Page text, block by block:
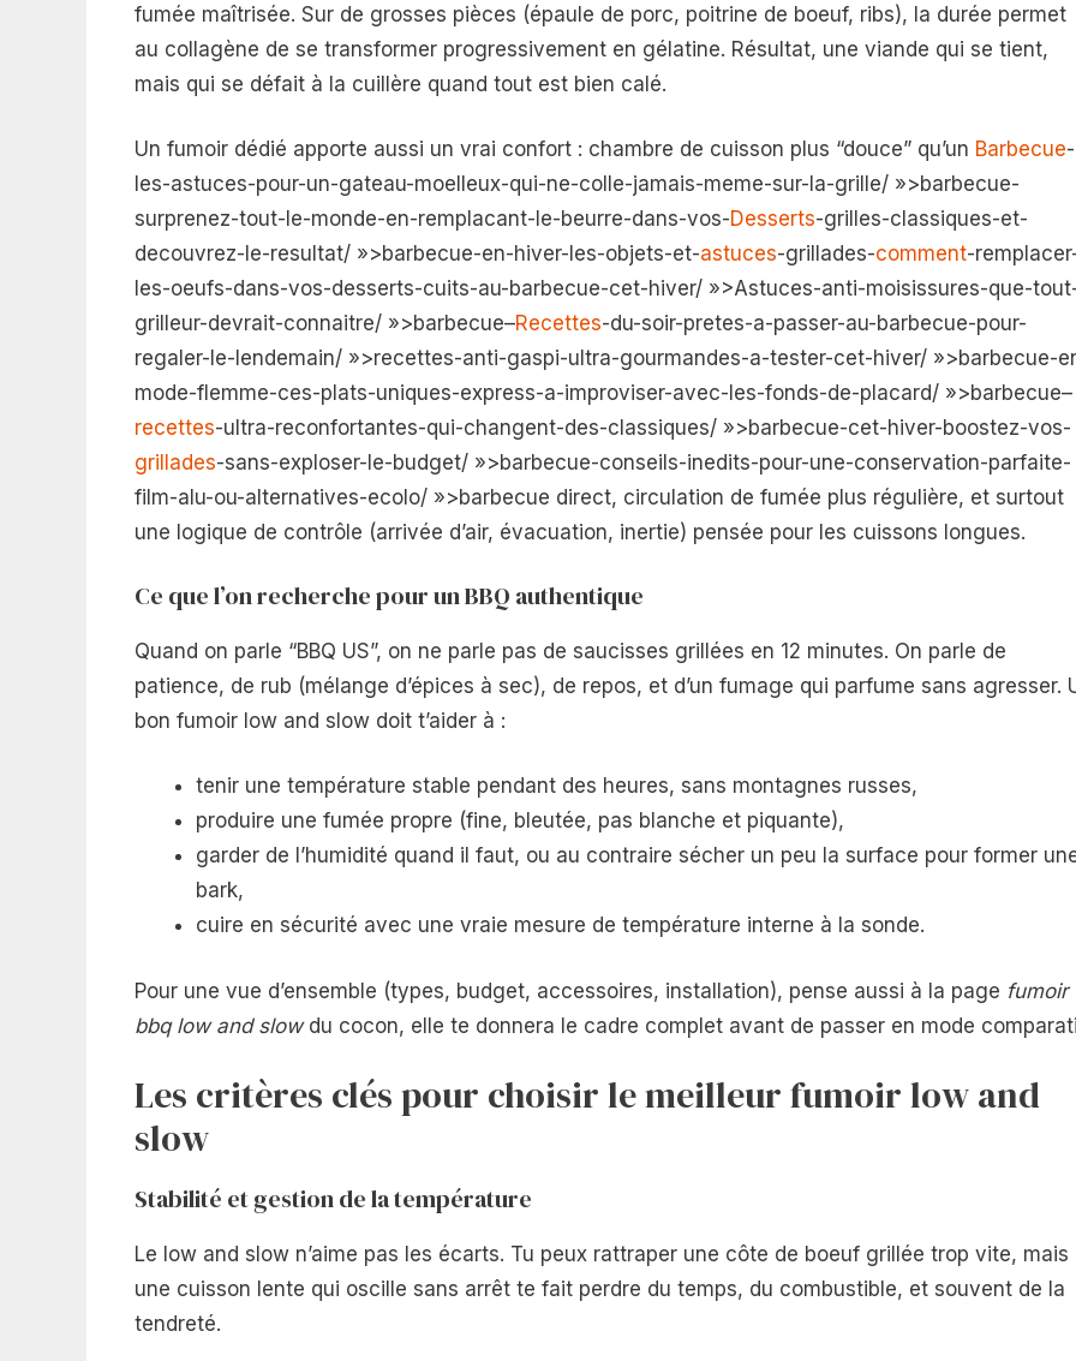
fumée maîtrisée. Sur de grosses pièces (épaule de porc, poitrine de boeuf, ribs), la durée permet
au collagène de se transformer progressivement en gélatine. Résultat, une viande qui se tient,
mais qui se défait à la cuillère quand tout est bien calé.
Un fumoir dédié apporte aussi un vrai confort : chambre de cuisson plus “douce” qu’un Barbecue-
les-astuces-pour-un-gateau-moelleux-qui-ne-colle-jamais-meme-sur-la-grille/ »>barbecue-
surprenez-tout-le-monde-en-remplacant-le-beurre-dans-vos-Desserts-grilles-classiques-et-
decouvrez-le-resultat/ »>barbecue-en-hiver-les-objets-et-astuces-grillades-comment-
les-oeufs-dans-vos-desserts-cuits-au-barbecue-cet-hiver/ »>Astuces-anti-moisissures-que-
grilleur-devrait-connaitre/ »>barbecue–Recettes-du-soir-pretes-a-passer-au-barbecue-pour-
regaler-le-lendemain/ »>recettes-anti-gaspi-ultra-gourmandes-a-tester-cet-hiver/ »>barbecue-
mode-flemme-ces-plats-uniques-express-a-improviser-avec-les-fonds-de-placard/ »>barbecue–
recettes-ultra-reconfortantes-qui-changent-des-classiques/ »>barbecue-cet-hiver-boostez-vos-
grillades-sans-exploser-le-budget/ »>barbecue-conseils-inedits-pour-une-conservation-parfaite-
film-alu-ou-alternatives-ecolo/ »>barbecue direct, circulation de fumée plus régulière, et surtout
une logique de contrôle (arrivée d’air, évacuation, inertie) pensée pour les cuissons longues.
Ce que l’on recherche pour un BBQ authentique
Quand on parle “BBQ US”, on ne parle pas de saucisses grillées en 12 minutes. On parle de
patience, de rub (mélange d’épices à sec), de repos, et d’un fumage qui parfume sans agresser.
bon fumoir low and slow doit t’aider à :
tenir une température stable pendant des heures, sans montagnes russes,
produire une fumée propre (fine, bleutée, pas blanche et piquante),
garder de l’humidité quand il faut, ou au contraire sécher un peu la surface pour former
bark,
cuire en sécurité avec une vraie mesure de température interne à la sonde.
Pour une vue d’ensemble (types, budget, accessoires, installation), pense aussi à la page fumoir
bbq low and slowdu cocon, elle te donnera le cadre complet avant de passer en mode
Les critères clés pour choisir le meilleur fumoir low and
slow
Stabilité et gestion de la température
Le low and slow n’aime pas les écarts. Tu peux rattraper une côte de boeuf grillée trop vite, mais
une cuisson lente qui oscille sans arrêt te fait perdre du temps, du combustible, et souvent de la
tendreté.